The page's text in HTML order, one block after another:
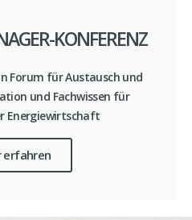
KONFERENZ
Forum für Austausch und
und Fachwissen für
Energiewirtschaft
erfahren